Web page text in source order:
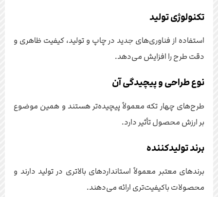
تکنولوژی تولید
استفاده از فناوری‌های جدید در چاپ و تولید، کیفیت ظاهری و
دقت طرح را افزایش می‌دهد.
نوع طراحی و پیچیدگی آن
طرح‌های چهار تکه معمولاً پیچیده‌تر هستند و همین موضوع
بر ارزش محصول تأثیر دارد.
برند تولیدکننده
برندهای معتبر معمولاً استانداردهای بالاتری در تولید دارند و
محصولات باکیفیت‌تری ارائه می‌دهند.